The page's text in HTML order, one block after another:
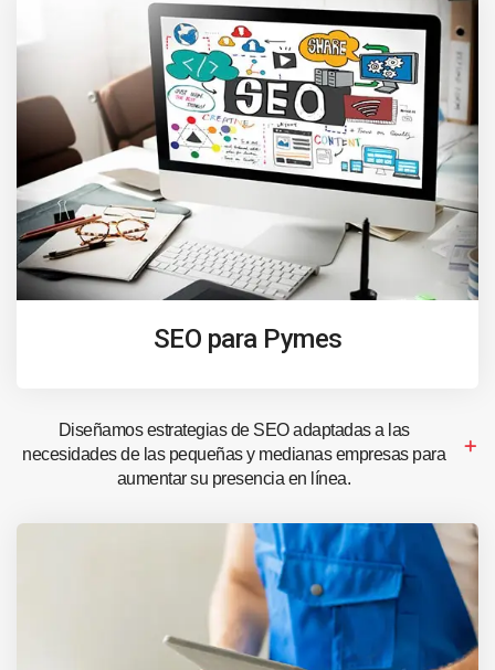
SEO para Pymes
Diseñamos estrategias de SEO adaptadas a las
necesidades de las pequeñas y medianas empresas para
aumentar su presencia en línea.